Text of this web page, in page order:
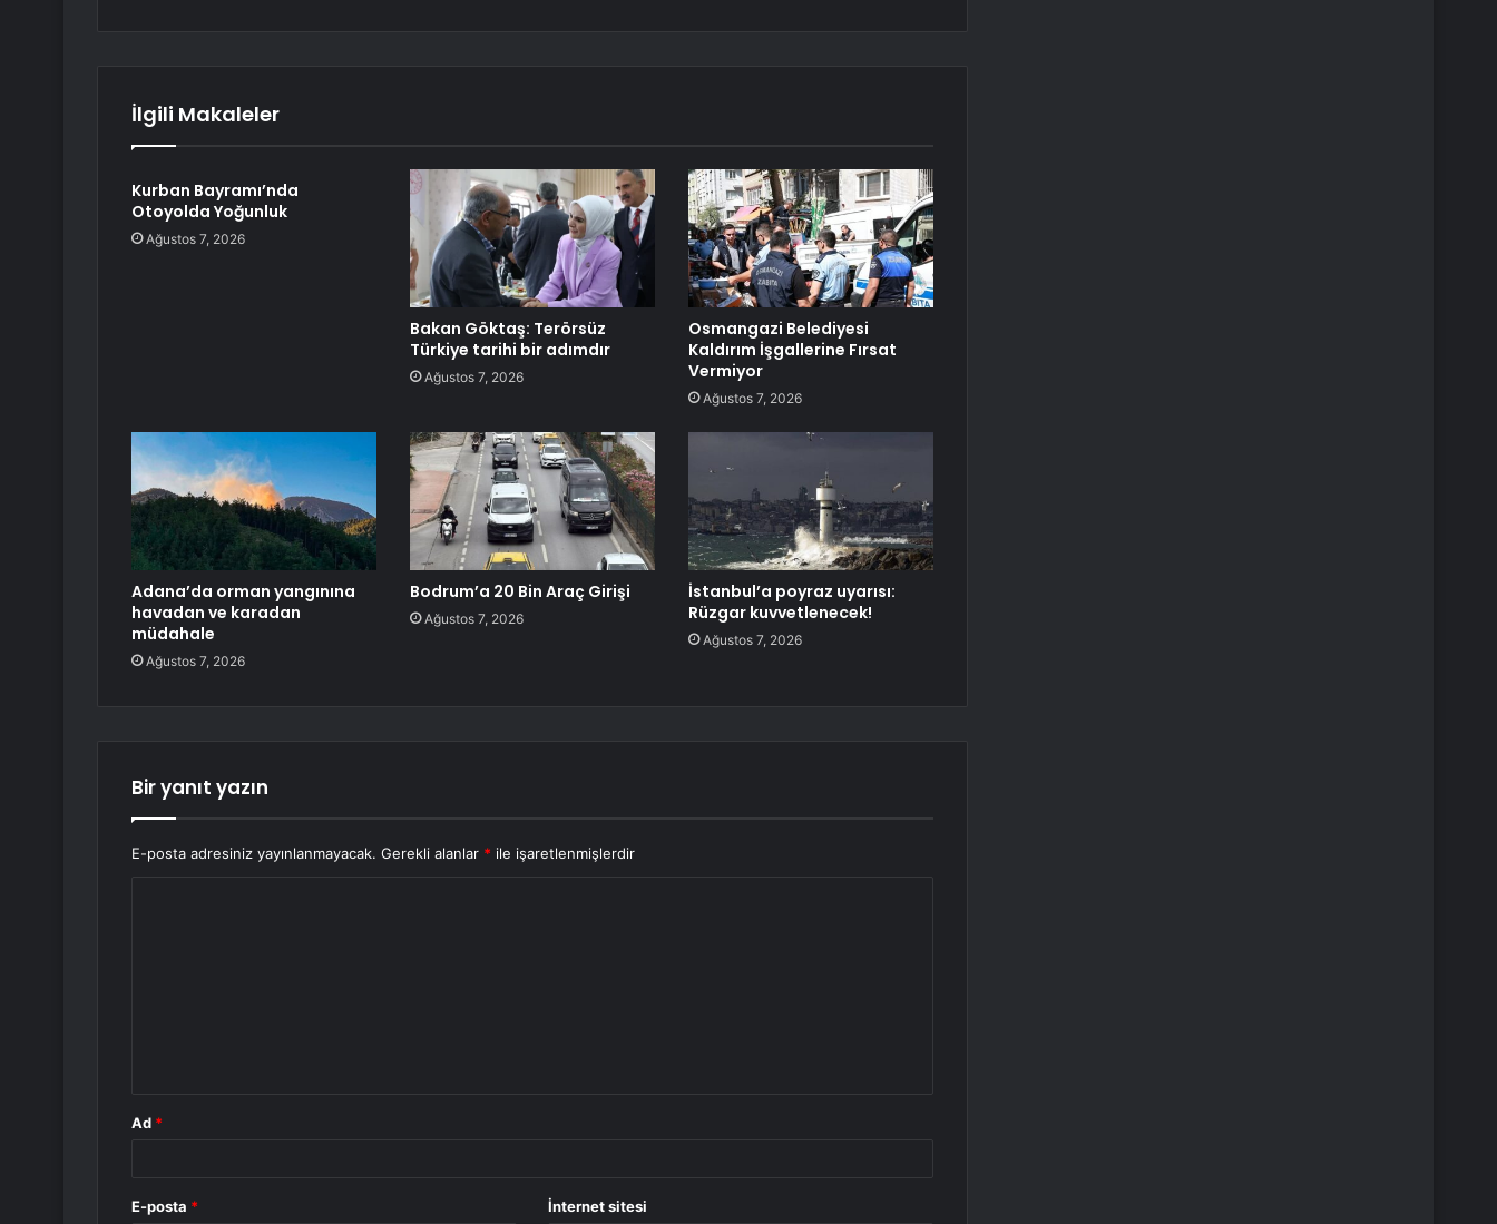
İlgili Makaleler
Kurban Bayramı’nda
Otoyolda Yoğunluk
Ağustos 7, 2026
Bakan Göktaş: Terörsüz
Türkiye tarihi bir adımdır
Ağustos 7, 2026
Osmangazi Belediyesi
Kaldırım İşgallerine Fırsat
Vermiyor
Ağustos 7, 2026
Adana’da orman yangınına
havadan ve karadan
müdahale
Ağustos 7, 2026
Bodrum’a 20 Bin Araç Girişi
Ağustos 7, 2026
İstanbul’a poyraz uyarısı:
Rüzgar kuvvetlenecek!
Ağustos 7, 2026
Bir yanıt yazın
E-posta adresiniz yayınlanmayacak. Gerekli alanlar * ile işaretlenmişlerdir
Ad *
E-posta * İnternet sitesi